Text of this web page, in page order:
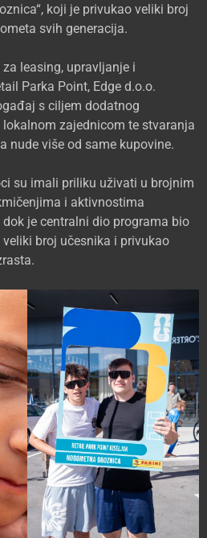
koji je privukao veliki broj
svih generacija.
leasing, upravljanje i
Parka Point, Edge d.o.o.
s ciljem dodatnog
zajednicom te stvaranja
nude više od same kupovine.
su imali priliku uživati u brojnim
i aktivnostima
je centralni dio programa bio
broj učesnika i privukao